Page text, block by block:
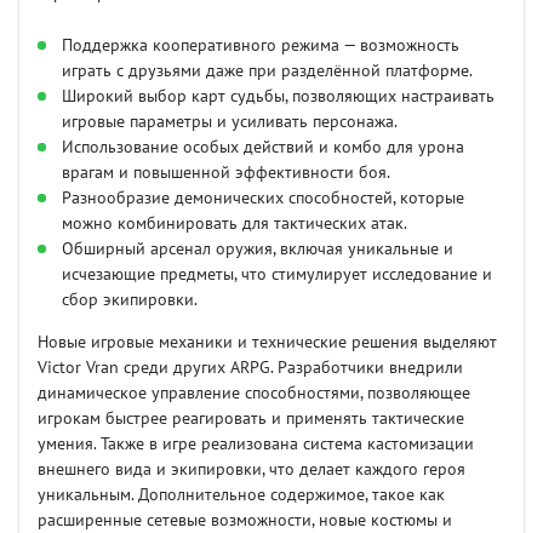
Поддержка кооперативного режима — возможность
играть с друзьями даже при разделённой платформе.
Широкий выбор карт судьбы, позволяющих настраивать
игровые параметры и усиливать персонажа.
Использование особых действий и комбо для урона
врагам и повышенной эффективности боя.
Разнообразие демонических способностей, которые
можно комбинировать для тактических атак.
Обширный арсенал оружия, включая уникальные и
исчезающие предметы, что стимулирует исследование и
сбор экипировки.
Новые игровые механики и технические решения выделяют
Victor Vran среди других ARPG. Разработчики внедрили
динамическое управление способностями, позволяющее
игрокам быстрее реагировать и применять тактические
умения. Также в игре реализована система кастомизации
внешнего вида и экипировки, что делает каждого героя
уникальным. Дополнительное содержимое, такое как
расширенные сетевые возможности, новые костюмы и